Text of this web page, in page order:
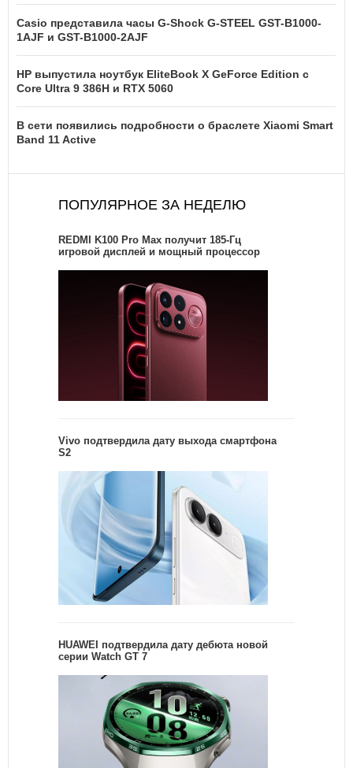
Casio представила часы G-Shock G-STEEL GST-B1000-
1AJF и GST-B1000-2AJF
HP выпустила ноутбук EliteBook X GeForce Edition с
Core Ultra 9 386H и RTX 5060
В сети появились подробности о браслете Xiaomi Smart
Band 11 Active
ПОПУЛЯРНОЕ ЗА НЕДЕЛЮ
REDMI K100 Pro Max получит 185-Гц
игровой дисплей и мощный процессор
Vivo подтвердила дату выхода смартфона
S2
HUAWEI подтвердила дату дебюта новой
серии Watch GT 7